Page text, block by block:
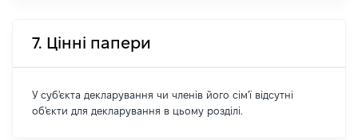
7. Цінні папери
У суб'єкта декларування чи членів його сім'ї відсутні
об'єкти для декларування в цьому розділі.